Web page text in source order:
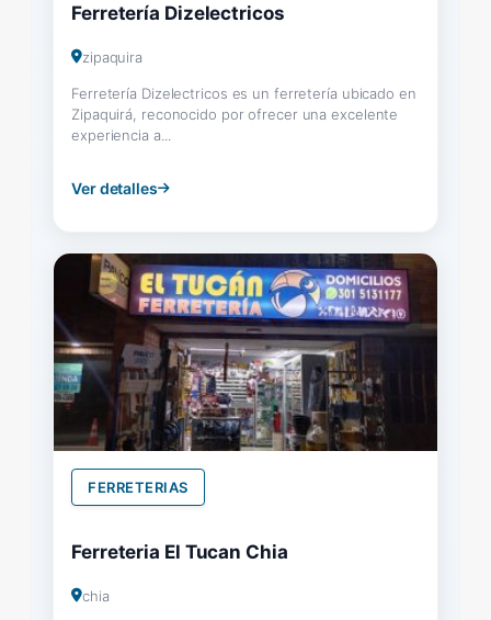
Ferretería Dizelectricos
zipaquira
Ferretería Dizelectricos es un ferretería ubicado en
Zipaquirá, reconocido por ofrecer una excelente
experiencia a...
Ver detalles
FERRETERIAS
Ferreteria El Tucan Chia
chia